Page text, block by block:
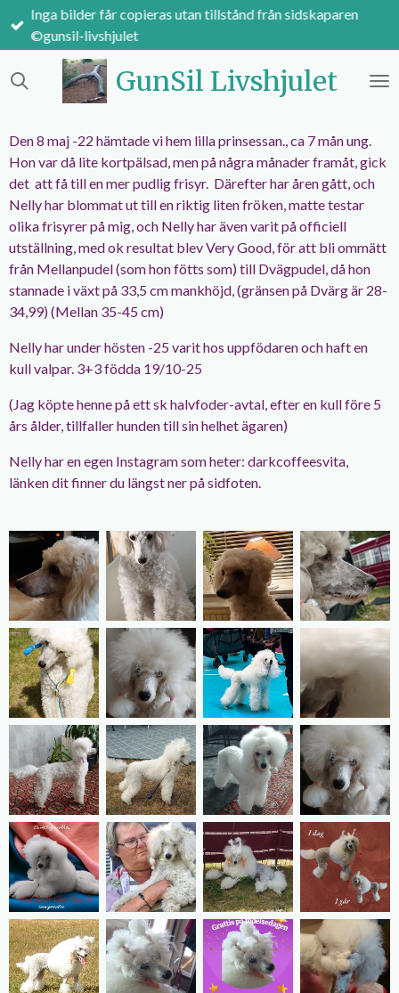
Hoppa
huvudinnehållet
GunSil Livshjulet
Inga bilder får copieras utan tillstånd från sidskaparen
©gunsil-livshjulet
Den 8 maj -22 hämtade vi hem lilla prinsessan., ca 7 mån ung.
Hon var då lite kortpälsad, men på några månader framåt, gick
det att få till en mer pudlig frisyr. Därefter har åren gått, och
Nelly har blommat ut till en riktig liten fröken, matte testar
olika frisyrer på mig, och Nelly har även varit på officiell
utställning, med ok resultat blev Very Good, för att bli ommätt
från Mellanpudel (som hon fötts som) till Dvägpudel, då hon
stannade i växt på 33,5 cm mankhöjd, (gränsen på Dvärg är 28-
34,99) (Mellan 35-45 cm)
Nelly har under hösten -25 varit hos uppfödaren och haft en
kull valpar. 3+3 födda 19/10-25
(Jag köpte henne på ett sk halvfoder-avtal, efter en kull före 5
års ålder, tillfaller hunden till sin helhet ägaren)
Nelly har en egen Instagram som heter: darkcoffeesvita,
länken dit finner du längst ner på sidfoten.